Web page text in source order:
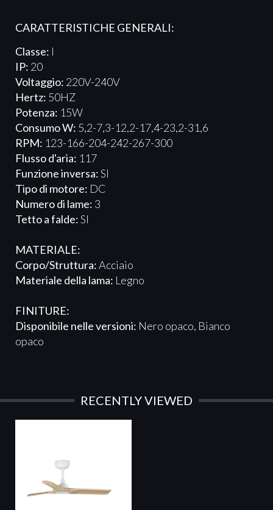
CARATTERISTICHE GENERALI:
Classe: I
IP: 20
Voltaggio: 220V-240V
Hertz: 50HZ
Potenza: 15W
Consumo W: 5,2-7,3-12,2-17,4-23,2-31,6
RPM: 123-166-204-242-267-300
Flusso d'aria: 117
Funzione inversa:SI
Tipo di motore: DC
Numero di lame: 3
Tetto a falde:SI
MATERIALE:
Corpo/Struttura:Acciaio
Materiale della lama: Legno
FINITURE:
Disponibile nelle versioni: Nero opaco, Bianco
opaco
RECENTLY VIEWED